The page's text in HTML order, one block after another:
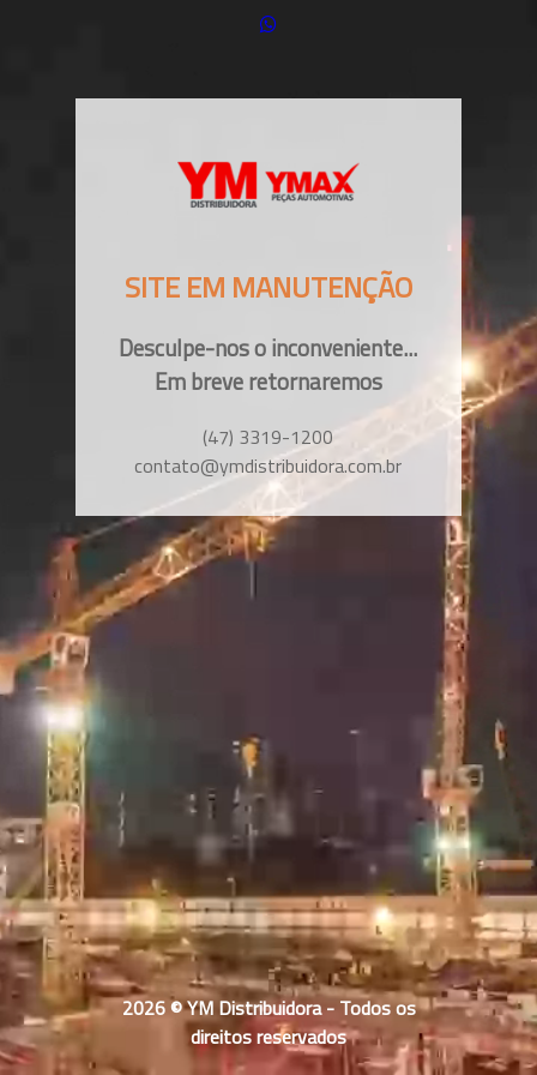
SITE EM MANUTENÇÃO
Desculpe-nos o inconveniente...
Em breve retornaremos
(47) 3319-1200
contato@ymdistribuidora.com.br
2026 © YM Distribuidora - Todos os
direitos reservados